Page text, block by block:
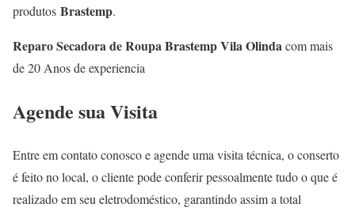
produtos Brastemp.
Reparo Secadora de Roupa Brastemp Vila Olindacom mais
de 20 Anos de experiencia
Agende sua Visita
Entre em contato conosco e agende uma visita técnica, o conserto
é feito no local, o cliente pode conferir pessoalmente tudo o que é
realizado em seu eletrodoméstico, garantindo assim a total